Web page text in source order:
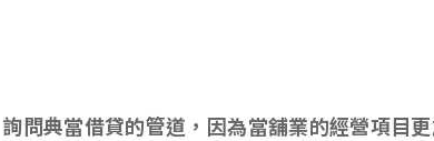
詢問典當借貸的管道，因為當舖業的經營項目